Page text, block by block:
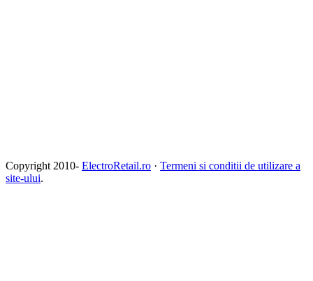
Copyright 2010- ElectroRetail.ro · Termeni si conditii de utilizare a
site-ului.